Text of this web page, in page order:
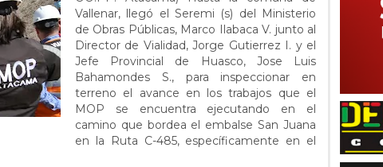
Vallenar, llegó el Seremi (s) del Ministerio
de Obras Públicas, Marco Ilabaca V. junto al
Director de Vialidad, Jorge Gutierrez I. y el
Jefe Provincial de Huasco, Jose Luis
Bahamondes S., para inspeccionar en
terreno el avance en los trabajos que el
MOP se encuentra ejecutando en el
camino que bordea el embalse San Juana
en la Ruta C-485, específicamente en el